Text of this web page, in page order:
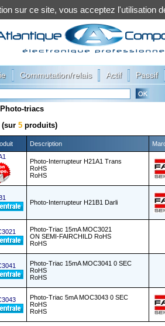
Commutation/relais Actif Passif
Photo-triacs
(sur 5 produits)
Description
Photo-Interrupteur H21A1 Trans
RoHS
RoHS
Photo-Interrupteur H21B1 Darli
Photo-Triac 15mA MOC3021
ON SEMI-FAIRCHILD RoHS
RoHS
Photo-Triac 15mA MOC3041 0 SEC
RoHS
RoHS
Photo-Triac 5mA MOC3043 0 SEC
RoHS
RoHS
sur ce site, vous acceptez